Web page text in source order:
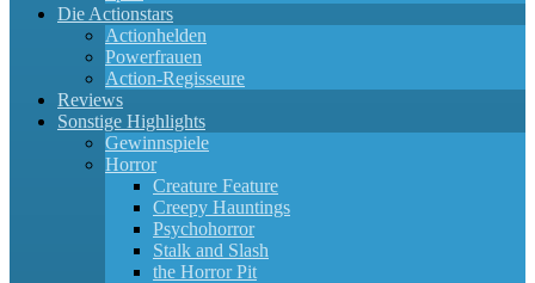
Die Actionstars
Actionhelden
Powerfrauen
Action-Regisseure
Reviews
Sonstige Highlights
Gewinnspiele
Horror
Creature Feature
Creepy Hauntings
Psychohorror
Stalk and Slash
the Horror Pit